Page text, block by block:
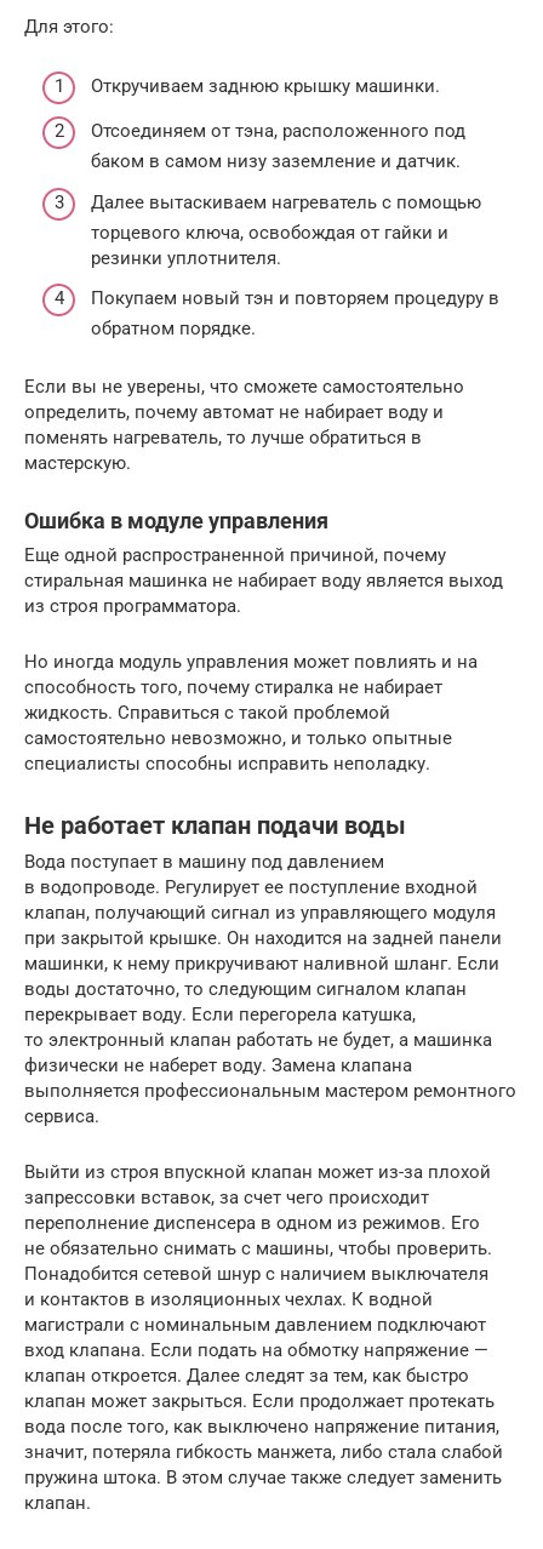
Для этого:
Откручиваем заднюю крышку машинки.
Отсоединяем от тэна, расположенного под
баком в самом низу заземление и датчик.
Далее вытаскиваем нагреватель с помощью
торцевого ключа, освобождая от гайки и
резинки уплотнителя.
Покупаем новый тэн и повторяем процедуру в
обратном порядке.
Если вы не уверены, что сможете самостоятельно
определить, почему автомат не набирает воду и
поменять нагреватель, то лучше обратиться в
мастерскую.
Ошибка в модуле управления
Еще одной распространенной причиной, почему
стиральная машинка не набирает воду является выход
из строя программатора.
Но иногда модуль управления может повлиять и на
способность того, почему стиралка не набирает
жидкость. Справиться с такой проблемой
самостоятельно невозможно, и только опытные
специалисты способны исправить неполадку.
Не работает клапан подачи воды
Вода поступает в машину под давлением
в водопроводе. Регулирует ее поступление входной
клапан, получающий сигнал из управляющего модуля
при закрытой крышке. Он находится на задней панели
машинки, к нему прикручивают наливной шланг. Если
воды достаточно, то следующим сигналом клапан
перекрывает воду. Если перегорела катушка,
то электронный клапан работать не будет, а машинка
физически не наберет воду. Замена клапана
выполняется профессиональным мастером ремонтного
сервиса.
Выйти из строя впускной клапан может из-за плохой
запрессовки вставок, за счет чего происходит
переполнение диспенсера в одном из режимов. Его
не обязательно снимать с машины, чтобы проверить.
Понадобится сетевой шнур с наличием выключателя
и контактов в изоляционных чехлах. К водной
магистрали с номинальным давлением подключают
вход клапана. Если подать на обмотку напряжение —
клапан откроется. Далее следят за тем, как быстро
клапан может закрыться. Если продолжает протекать
вода после того, как выключено напряжение питания,
значит, потеряла гибкость манжета, либо стала слабой
пружина штока. В этом случае также следует заменить
клапан.